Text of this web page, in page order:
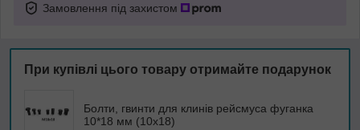
Замовлення під захистом
При купівлі цього товару отримайте подарунок
Болти, гвинти для клинів рейсмуса фуганка
10*18 мм (10х18)